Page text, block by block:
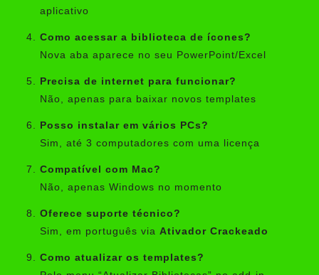
aplicativo
Como acessar a biblioteca de ícones?
Nova aba aparece no seu PowerPoint/Excel
Precisa de internet para funcionar?
Não, apenas para baixar novos templates
Posso instalar em vários PCs?
Sim, até 3 computadores com uma licença
Compatível com Mac?
Não, apenas Windows no momento
Oferece suporte técnico?
Sim, em português via Ativador Crackeado
Como atualizar os templates?